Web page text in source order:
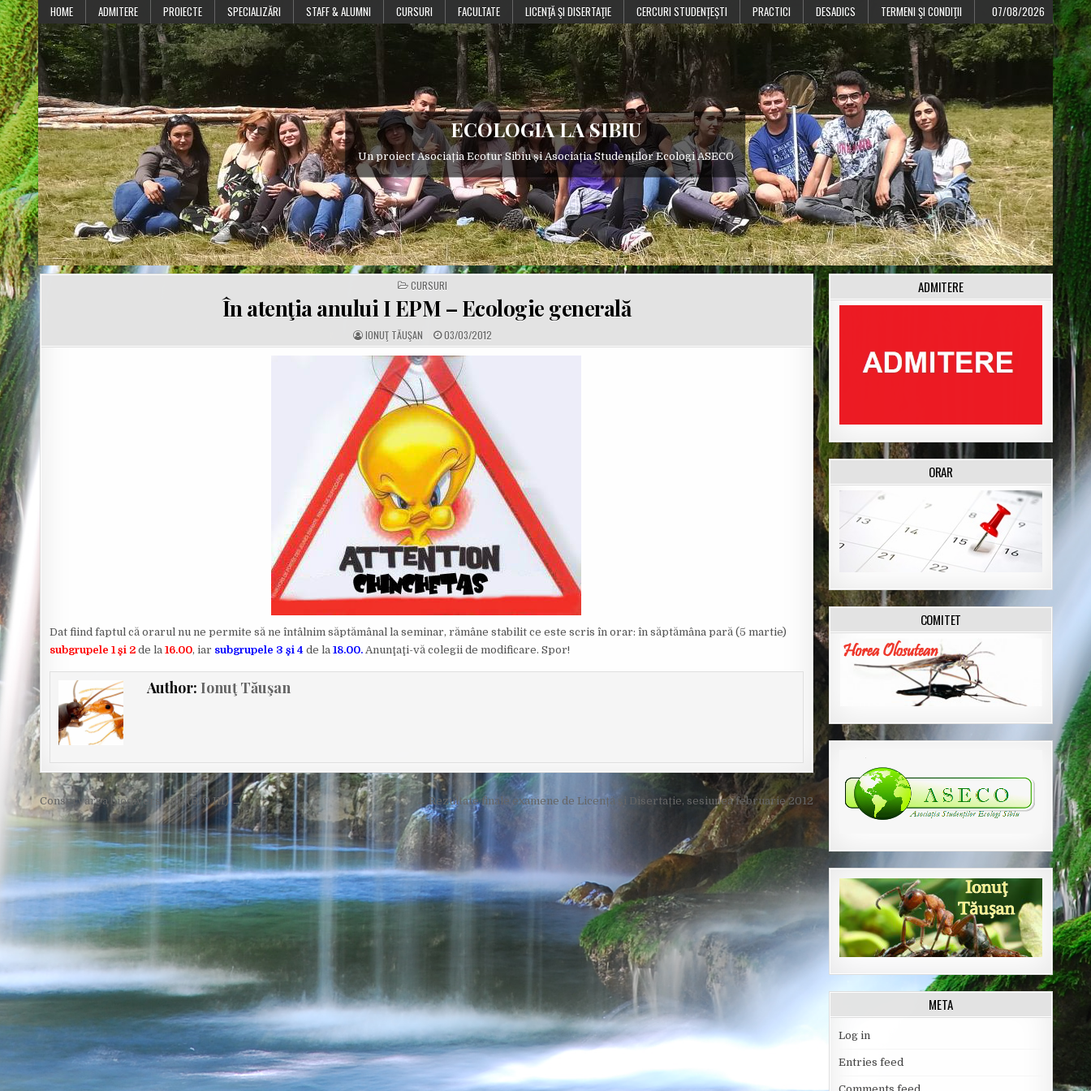
Skip
to
content
HOME ADMITERE PROIECTE SPECIALIZĂRI STAFF & ALUMNI CURSURI FACULTATE LICENŢĂ ŞI DISERTAŢIE CERCURI STUDENȚEȘTI PRACTICI DESADICS TERMENI ŞI CONDIŢII 07/08/2026
ECOLOGIA LA SIBIU
Un proiect Asociația Ecotur Sibiu și Asociația Studenților Ecologi ASECO
POSTED
IN
CURSURI
În atenţia anului I EPM – Ecologie generală
A
U
T
IONUŢ TĂUŞAN P
U
B
L
I
H
E
D
D
A
T
E
:
03/03/2012
Dat fiind faptul că orarul nu ne permite să ne întâlnim săptămânal la seminar, rămâne stabilit ce este scris în orar: în săptămâna pară (5 martie)
subgrupele 1 şi 2de la 16.00, iar subgrupele 3 şi 4 de la 18.00.Anunţaţi-vă colegii de modificare. Spor!
Author: Ionuţ Tăuşan
Post
navigation
← Rezultate finale examene de Licență și Disertație, sesiunea februarie 2012
Conservarea biodiversității (BIO III) →
ADMITERE
ORAR
COMITET
META
Log in
Entries feed